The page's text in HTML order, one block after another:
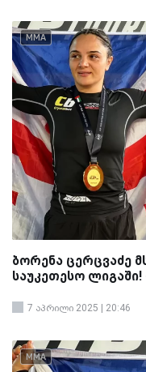
MMA
ბორენა ცერცვაძე
საუკეთესო
7 აპრილი 2025 | 20:46
MMA